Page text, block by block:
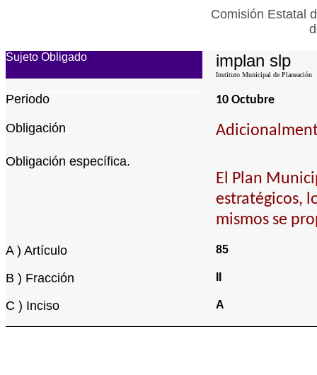
Comisión Estatal
Sujeto Obligado implan slp
Instituto Municipal de Planeación
Periodo 10 Octubre
Obligación
Obligación específica.
El Plan
estratégicos,
mismos se
A ) Artículo 85
B ) Fracción
C ) Inciso A